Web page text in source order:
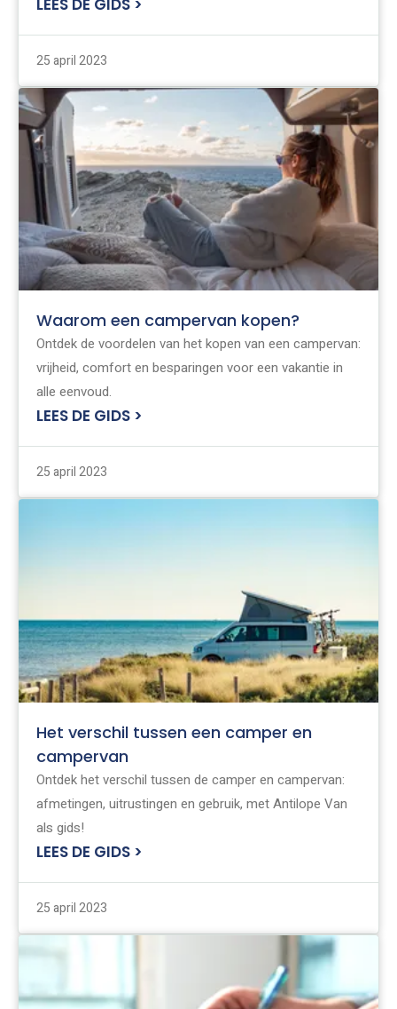
25 april 2023
Waarom een campervan kopen?
Ontdek de voordelen van het kopen van een campervan:
vrijheid, comfort en besparingen voor een vakantie in
alle eenvoud.
LEES DE GIDS >
25 april 2023
Het verschil tussen een camper en
campervan
Ontdek het verschil tussen de camper en campervan:
afmetingen, uitrustingen en gebruik, met Antilope Van
als gids!
LEES DE GIDS >
25 april 2023